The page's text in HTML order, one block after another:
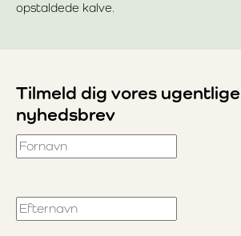
opstaldede kalve.
Tilmeld dig vores ugentlige
nyhedsbrev
Fornavn
Efternavn